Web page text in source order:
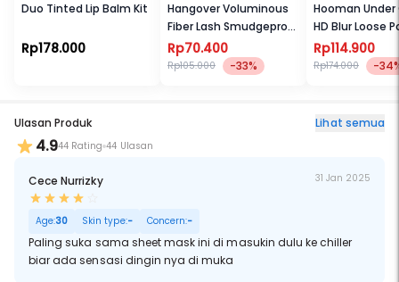
Duo Tinted Lip Balm Kit
Rp178.000
Hangover Voluminous
Fiber Lash Smudgeproof
Mascara
Rp70.400
Rp105.000 -33%
Hooman
HD Blur Loose
Rp114.900
Rp174.000 -
Ulasan Produk Lihat semua
4.944 Rating 44 Ulasan
Cece Nurrizky 31 Jan 2025
Age:30 Skin type:- Concern:-
Paling suka sama sheet mask ini di masukin dulu ke chiller
biar ada sensasi dingin nya di muka